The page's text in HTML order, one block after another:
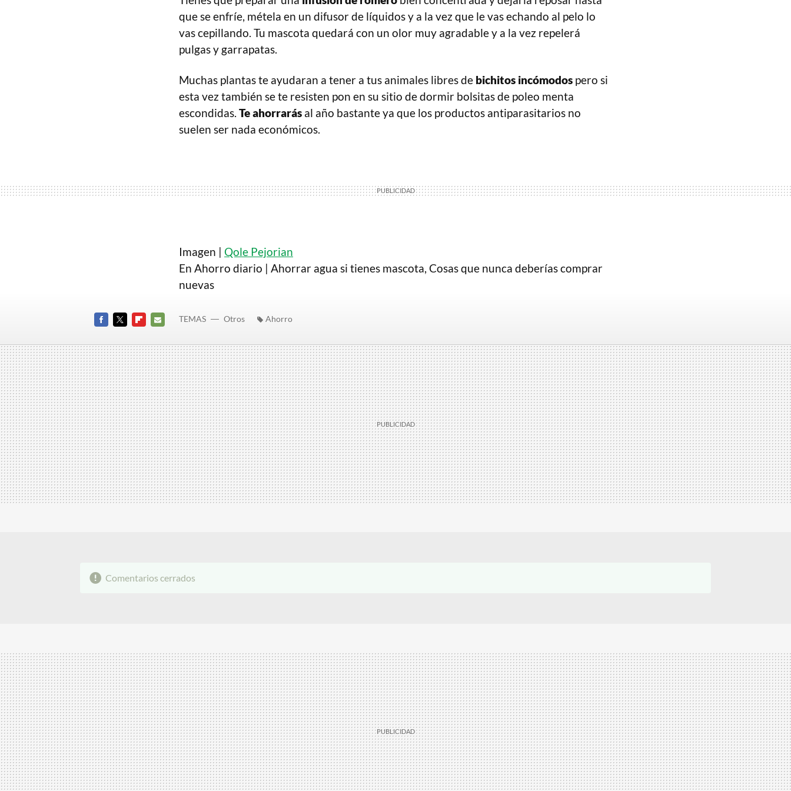
que se enfríe, métela en un difusor de líquidos y a la vez que le vas echando al pelo lo
vas cepillando. Tu mascota quedará con un olor muy agradable y a la vez repelerá
pulgas y garrapatas.
Muchas plantas te ayudaran a tener a tus animales libres de bichitos incómodos pero si
esta vez también se te resisten pon en su sitio de dormir bolsitas de poleo menta
escondidas. Te ahorrarás al año bastante ya que los productos antiparasitarios no
suelen ser nada económicos.
Imagen | Qole Pejorian
En Ahorro diario | Ahorrar agua si tienes mascota, Cosas que nunca deberías comprar
nuevas
MAIL
TEMAS Otros Ahorro
Comentarios cerrados